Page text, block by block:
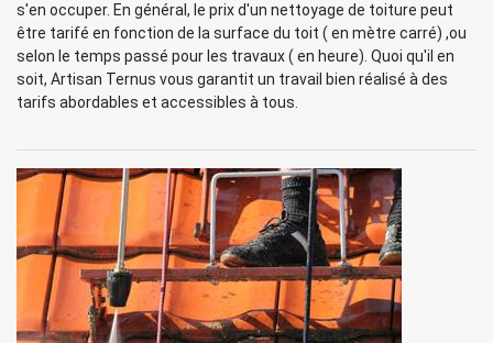
s'en occuper. En général, le prix d'un nettoyage de toiture peut
être tarifé en fonction de la surface du toit ( en mètre carré) ,ou
selon le temps passé pour les travaux ( en heure). Quoi qu'il en
soit, Artisan Ternus vous garantit un travail bien réalisé à des
tarifs abordables et accessibles à tous.